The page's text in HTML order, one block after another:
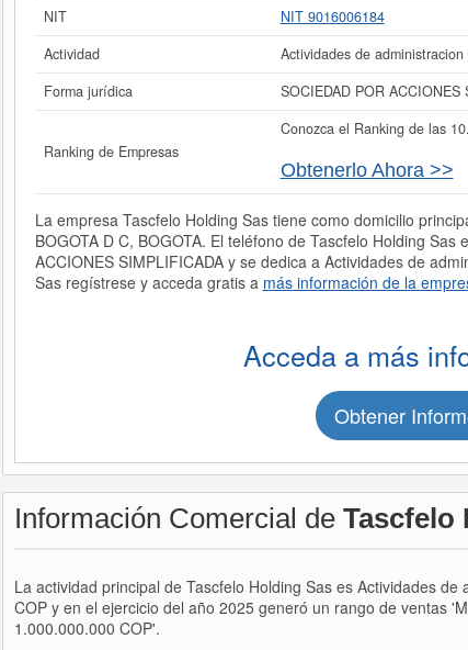
NIT
NIT 9016006184
Actividad
Actividades de administracion
Forma jurídica
SOCIEDAD POR ACCIONES
Ranking de Empresas
Conozca el Ranking de las
Obtenerlo Ahora >>
La empresa Tascfelo Holding Sas tiene como domicilio
BOGOTA D C, BOGOTA. El teléfono de Tascfelo Holding
ACCIONES SIMPLIFICADA y se dedica a Actividades de
Sas regístrese y acceda gratis a más información de la
Acceda a más
Obtener
Información Comercial de Tascfelo
La actividad principal de Tascfelo Holding Sas es Actividades
COP y en el ejercicio del año 2025 generó un rango de ventas
1.000.000.000 COP'.